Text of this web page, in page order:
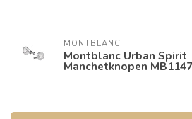
MONTBLANC
Montblanc Urban Spirit
Manchetknopen